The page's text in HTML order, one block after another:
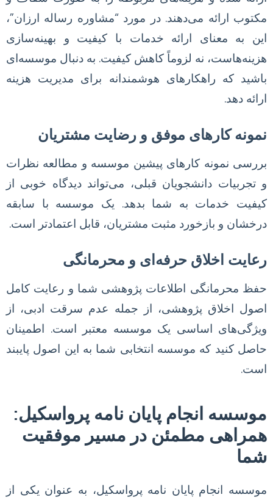
مکتوب ارائه می‌دهند. در مورد “مشاوره رساله ارزان”،
این به معنای ارائه خدمات با کیفیت و بهینه‌سازی
هزینه‌هاست، نه لزوماً کاهش کیفیت. به دنبال موسسه‌ای
باشید که راهکارهای هوشمندانه برای مدیریت هزینه
ارائه دهد.
نمونه کارهای موفق و رضایت مشتریان
بررسی نمونه کارهای پیشین موسسه و مطالعه نظرات
و تجربیات دانشجویان قبلی، می‌تواند دیدگاه خوبی از
کیفیت خدمات به شما بدهد. یک موسسه با سابقه
درخشان و بازخورد مثبت مشتریان، قابل اعتمادتر است.
رعایت اخلاق حرفه‌ای و محرمانگی
حفظ محرمانگی اطلاعات پژوهشی شما و رعایت کامل
اصول اخلاق پژوهشی، از جمله عدم سرقت ادبی، از
ویژگی‌های اساسی یک موسسه معتبر است. اطمینان
حاصل کنید که موسسه انتخابی شما به این اصول پایبند
است.
موسسه انجام پایان نامه پرواسکیل:
همراهی مطمئن در مسیر موفقیت
شما
موسسه انجام پایان نامه پرواسکیل، به عنوان یکی از